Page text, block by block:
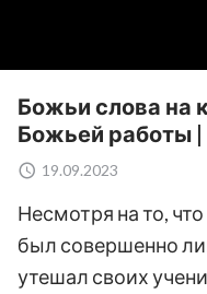
Божьи слова на
Божьей работы
19.09.2023
Несмотря на то,
был совершенно
утешал своих